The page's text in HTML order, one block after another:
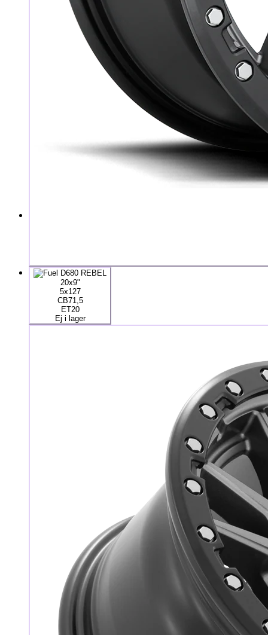
20x9"
5x127
CB71,5
ET20
Ej i lager